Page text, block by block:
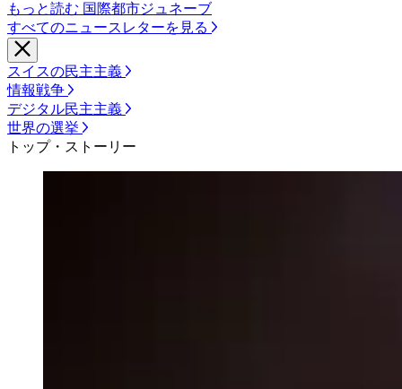
もっと読む 国際都市ジュネーブ
すべてのニュースレターを見る
スイスの民主主義
情報戦争
デジタル民主主義
世界の選挙
トップ・ストーリー